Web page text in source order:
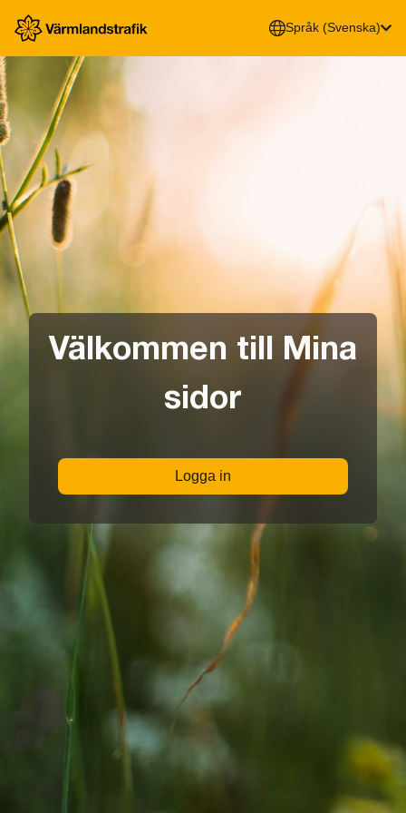
Språk (Svenska)
Välkommen till Mina
sidor
Logga in